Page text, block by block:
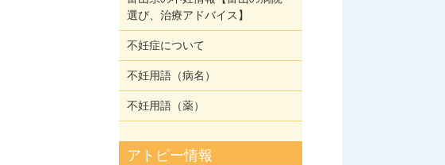
選び、治療アドバイス】
不妊症について
不妊用語（病名）
不妊用語（薬）
アトピー情報